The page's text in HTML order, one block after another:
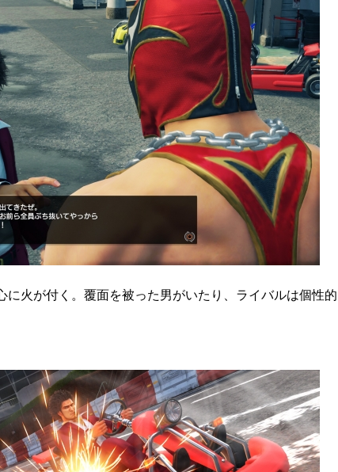
火が付く。覆面を被った男がいたり、ライバルは個性的